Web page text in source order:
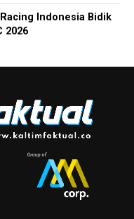
Indonesia Bidik
2026